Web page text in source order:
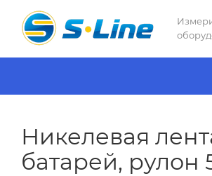
Никелевая
батарей, рулон